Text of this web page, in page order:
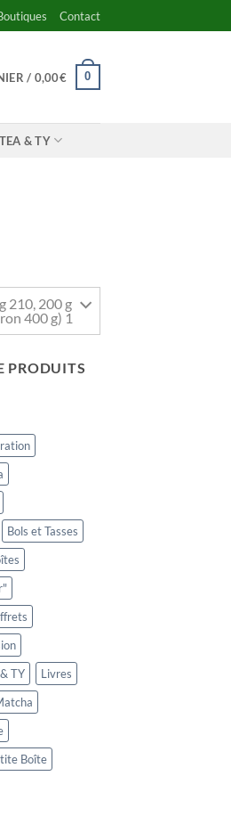
Contact
/ 0,00€ 0
& TY
210, 200 g
400 g) 1
PRODUITS
Bols et Tasses
TY
Livres
Boîte